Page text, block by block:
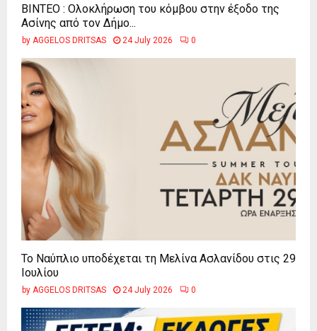
ΒΙΝΤΕΟ : Ολοκλήρωση του κόμβου στην έξοδο της
Ασίνης από τον Δήμο...
by AGGELOS DRITSAS 24 July 2026 0
Το Ναύπλιο υποδέχεται τη Μελίνα Ασλανίδου στις 29
Ιουλίου
by AGGELOS DRITSAS 24 July 2026 0